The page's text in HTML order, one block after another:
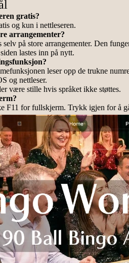
gratis?
og kun i nettleseren.
arrangementer?
på store arrangementer. Den
lastes inn på nytt.
leser opp de trukne
og nettleser.
være stille hvis språket ikke støttes.
F11 for fullskjerm. Trykk igjen for å